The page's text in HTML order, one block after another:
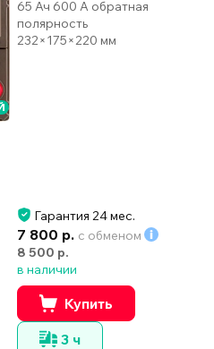
65 Ач 600 А обратная
полярность
232×175×220 мм
Гарантия 24 мес.
7 800 р. с обменом
8 500 р.
в наличии
Купить
3 ч